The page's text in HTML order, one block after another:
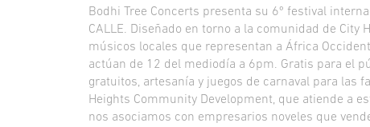
Bodhi Tree Concerts presenta su 6º festival
CALLE. Diseñado en torno a la comunidad de City
músicos locales que representan a África
actúan de 12 del mediodía a 6pm. Gratis para el
gratuitos, artesanía y juegos de carnaval para las
Heights Community Development, que atiende a
nos asociamos con empresarios noveles que